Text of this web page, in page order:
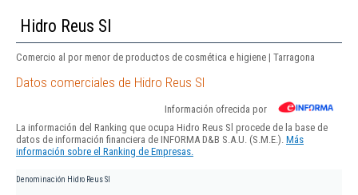
Hidro Reus Sl
Comercio al por menor de productos de cosmética e higiene | Tarragona
Datos comerciales de Hidro Reus Sl
Información ofrecida por
La información del Ranking que ocupa Hidro Reus Sl procede de la base de
datos de información financiera de INFORMA D&B S.A.U. (S.M.E.). Más
información sobre el Ranking de Empresas.
Denominación Hidro Reus Sl